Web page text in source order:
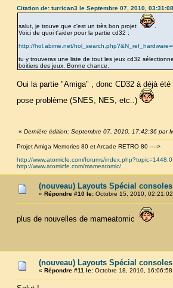
Citation de: turrican3 le Septembre 07, 2010, 03:31:08
salut, je trouve que c'est un très bon projet
Voici de quoi t'aider pour la partie cd32 :
http://hol.abime.net/
tu y trouveras une liste de tout les jeux cd32
boitiers des jeux. Bonne chance.
Oui la partie "Amiga" , donc CD32 à déjà
pose problème (SNES, NES, etc..)
« Dernière édition: Septembre 07, 2010, 17:42:36 par
Projet Amiga Memories 80 et Arcade RETRO 80 ---->
http://www.atomicfe.com/forums/index.php?topic=1448.0
http://www.atomicfe.com/mameatomic/
(nouveau) Layouts Spécial
« Répondre #10 le:Octobre 15, 2010,
plus de nouvelles de mameatomic
(nouveau) Layouts Spécial
« Répondre #11 le:Octobre 18, 2010, 16:06:58